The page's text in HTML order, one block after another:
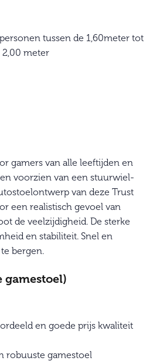
tussen de 1,60meter tot
2,00 meter
gamers van alle leeftijden en
voorzien van een stuurwiel-
van deze Trust
een realistisch gevoel van
de veelzijdigheid. De sterke
en stabiliteit. Snel en
bergen.
gamestoel)
en goede prijs kwaliteit
robuuste gamestoel